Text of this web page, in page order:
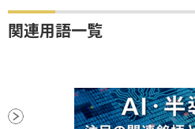
関連用語一覧